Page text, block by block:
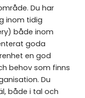
Du har
inom tidig
både inom
goda
en god
behov som finns
Du
både i tal och